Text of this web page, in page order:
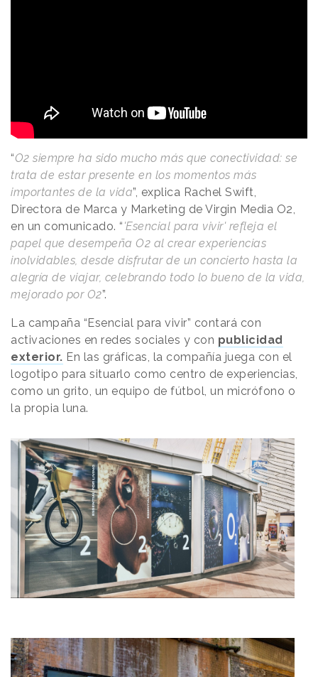
“O2 siempre ha sido mucho más que conectividad: se
trata de estar presente en los momentos más
importantes de la vida”, explica Rachel Swift,
Directora de Marca y Marketing de Virgin Media O2,
en un comunicado. “ 'Esencial para vivir' refleja el
papel que desempeña O2 al crear experiencias
inolvidables, desde disfrutar de un concierto hasta la
alegría de viajar, celebrando todo lo bueno de la vida,
mejorado por O2”.
La campaña “Esencial para vivir” contará con
activaciones en redes sociales y con publicidad
exterior. En las gráficas, la compañía juega con el
logotipo para situarlo como centro de experiencias,
como un grito, un equipo de fútbol, un micrófono o
la propia luna.